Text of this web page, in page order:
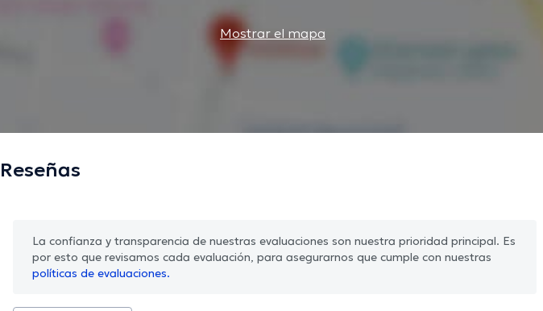
Mostrar el mapa
Reseñas
La confianza y transparencia de nuestras evaluaciones son nuestra prioridad principal. Es
por esto que revisamos cada evaluación, para asegurarnos que cumple con nuestras
políticas de evaluaciones.